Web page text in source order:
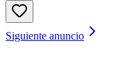
Siguiente anuncio